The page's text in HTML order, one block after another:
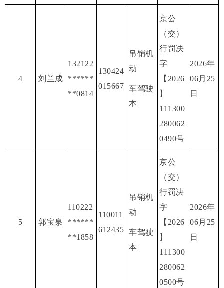
4 刘兰成
132122
******
**0814
130424
015667
吊销机
动
车驾驶
本
京公
（交）
行罚决
字
【2026
】
111300
280062
0490号
2026年
06月25
日
5 郭宝泉
110222
******
**1858
110011
612435
吊销机
动
车驾驶
本
京公
（交）
行罚决
字
【2026
】
111300
280062
0500号
2026年
06月25
日